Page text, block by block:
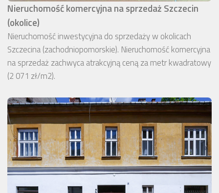
Nieruchomość komercyjna na sprzedaż Szczecin
(okolice)
Nieruchomość inwestycyjna do sprzedaży w okolicach
Szczecina (zachodniopomorskie). Nieruchomość komercyjna
na sprzedaż zachwyca atrakcyjną ceną za metr kwadratowy
(2 071 zł/m2).